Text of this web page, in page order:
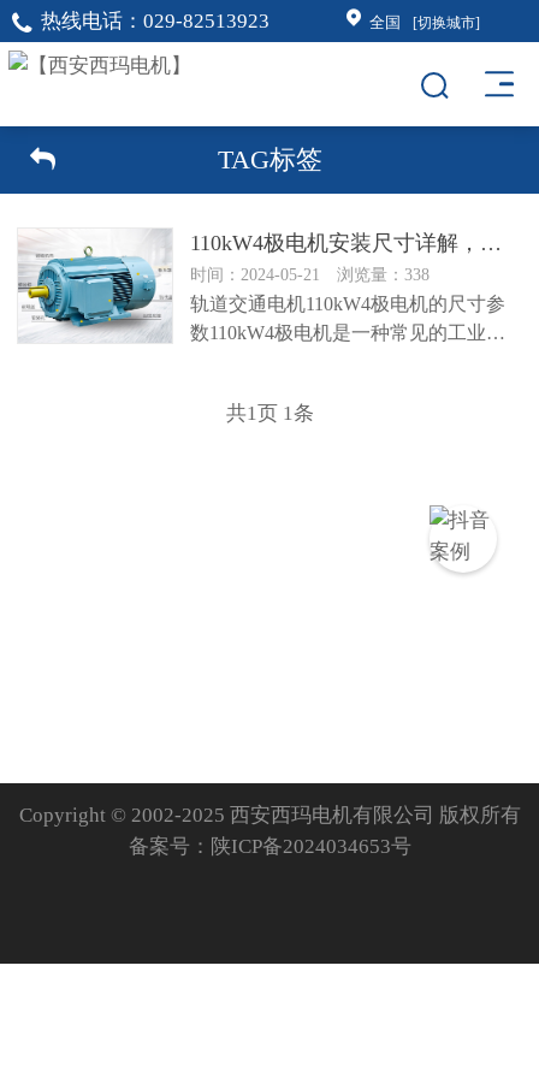
热线电话： 029-82513923 全国 [切换城市]
TAG标签
110kW4极电机安装尺寸详解，为您解读最佳安装方式
时间：2024-05-21 浏览量：338
轨道交通电机110kW4极电机的尺寸参
数110kW4极电机是一种常见的工业用
共1页 1条
Copyright © 2002-2025 西安西玛电机有限公司 版权所有
备案号： 陕ICP备2024034653号